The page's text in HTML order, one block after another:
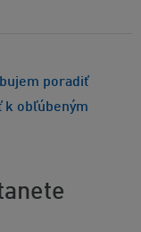
poradiť
k obľúbeným